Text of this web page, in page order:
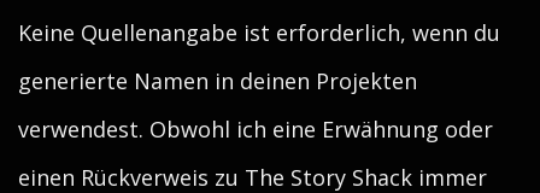
Keine Quellenangabe ist erforderlich, wenn du
generierte Namen in deinen Projekten
verwendest. Obwohl ich eine Erwähnung oder
einen Rückverweis zu The Story Shack immer